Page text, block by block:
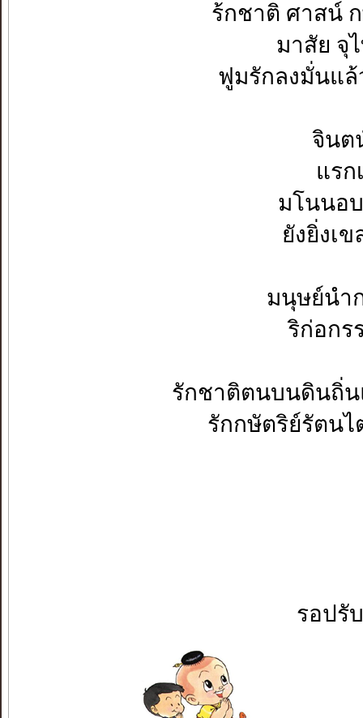
ร้กชาติ ศาสน์ กษั
มาสัย จุ
ฟูมรักลงมั่นแล้ว
จินตน์เ
แรกเ
มโนนอบ
ยังยิ่งเข
มนุษย์นำกร
ริก่อกรร
รักชาติตนบนดินถิ่น
รักกษัตริย์รัตน
รอปรั